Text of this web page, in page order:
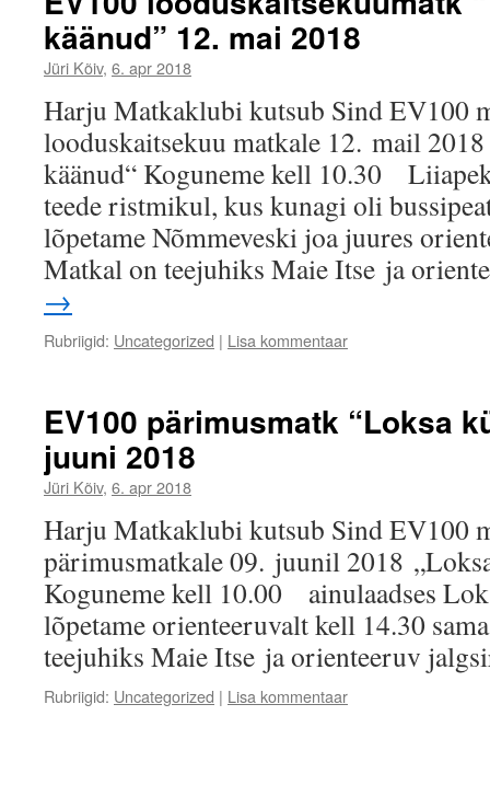
käänud” 12. mai 2018
Jüri Kõiv, 6. apr 2018
Harju Matkaklubi kutsub Sind EV100
looduskaitsekuu matkale 12. mail
käänud“ Koguneme kell 10.30
teede ristmikul, kus kunagi oli
lõpetame Nõmmeveski joa juures
Matkal on teejuhiks Maie Itse ja
→
Rubriigid: Uncategorized | Lisa kommentaar
EV100 pärimusmatk “Loksa
juuni 2018
Jüri Kõiv, 6. apr 2018
Harju Matkaklubi kutsub Sind EV100
pärimusmatkale 09. juunil 2018
Koguneme kell 10.00 ainulaadses
lõpetame orienteeruvalt kell 14.30
teejuhiks Maie Itse ja orienteeruv
Rubriigid: Uncategorized | Lisa kommentaar